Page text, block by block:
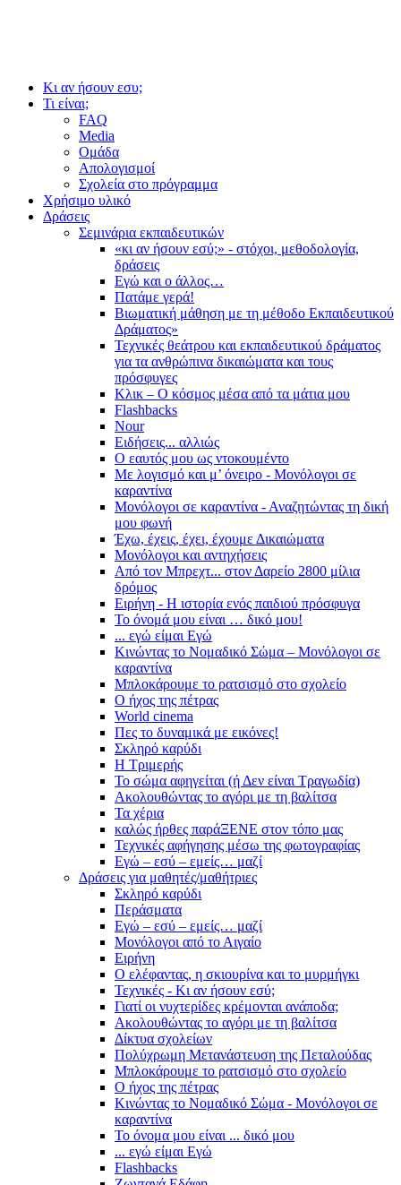
Κι αν ήσουν εσυ;
Τι είναι;
FAQ
Media
Ομάδα
Απολογισμοί
Σχολεία στο πρόγραμμα
Χρήσιμο υλικό
Δράσεις
Σεμινάρια εκπαιδευτικών
«κι αν ήσουν εσύ;» - στόχοι, μεθοδολογία,
δράσεις
Εγώ και ο άλλος…
Πατάμε γερά!
Βιωματική μάθηση με τη μέθοδο Εκπαιδευτικού
Δράματος»
Τεχνικές θεάτρου και εκπαιδευτικού δράματος
για τα ανθρώπινα δικαιώματα και τους
πρόσφυγες
Κλικ – Ο κόσμος μέσα από τα μάτια μου
Flashbacks
Nour
Ειδήσεις... αλλιώς
Ο εαυτός μου ως ντοκουμέντο
Με λογισμό και μ’ όνειρο - Μονόλογοι σε
καραντίνα
Μονόλογοι σε καραντίνα - Αναζητώντας τη δική
μου φωνή
Έχω, έχεις, έχει, έχουμε Δικαιώματα
Μονόλογοι και αντηχήσεις
Από τον Μπρεχτ... στον Δαρείο 2800 μίλια
δρόμος
Ειρήνη - Η ιστορία ενός παιδιού πρόσφυγα
Το όνομά μου είναι … δικό μου!
... εγώ είμαι Εγώ
Κινώντας το Νομαδικό Σώμα – Μονόλογοι σε
καραντίνα
Μπλοκάρουμε το ρατσισμό στο σχολείο
Ο ήχος της πέτρας
World cinema
Πες το δυναμικά με εικόνες!
Σκληρό καρύδι
Η Τριμερής
Το σώμα αφηγείται (ή Δεν είναι Τραγωδία)
Ακολουθώντας το αγόρι με τη βαλίτσα
Τα χέρια
καλώς ήρθες παράΞΕΝΕ στον τόπο μας
Τεχνικές αφήγησης μέσω της φωτογραφίας
Εγώ – εσύ – εμείς… μαζί
Δράσεις για μαθητές/μαθήτριες
Σκληρό καρύδι
Περάσματα
Εγώ – εσύ – εμείς… μαζί
Μονόλογοι από το Αιγαίο
Ειρήνη
Ο ελέφαντας, η σκιουρίνα και το μυρμήγκι
Τεχνικές - Κι αν ήσουν εσύ;
Γιατί οι νυχτερίδες κρέμονται ανάποδα;
Ακολουθώντας το αγόρι με τη βαλίτσα
Δίκτυα σχολείων
Πολύχρωμη Μετανάστευση της Πεταλούδας
Μπλοκάρουμε το ρατσισμό στο σχολείο
Ο ήχος της πέτρας
Κινώντας το Νομαδικό Σώμα - Μονόλογοι σε
καραντίνα
Το όνομα μου είναι ... δικό μου
... εγώ είμαι Εγώ
Flashbacks